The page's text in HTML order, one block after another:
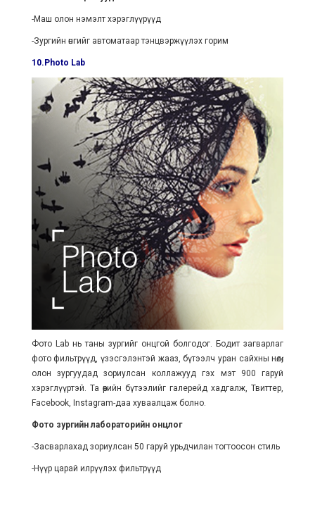
-Маш олон нэмэлт хэрэглүүрүүд
-Зургийн өнгийг автоматаар тэнцвэржүүлэх горим
10.Photo Lab
Фото Lab нь таны зургийг онцгой болгодог. Бодит загварлаг
фото фильтрүүд, үзэсгэлэнтэй жааз, бүтээлч уран сайхны нөлөө,
олон зургуудад зориулсан коллажууд гэх мэт 900 гаруй
хэрэглүүртэй. Та өөрийн бүтээлийг галерейд хадгалж, Твиттер,
Facebook, Instagram-даа хуваалцаж болно.
Фото зургийн лабораторийн онцлог
-Засварлахад зориулсан 50 гаруй урьдчилан тогтоосон стиль
-Нүүр царай илрүүлэх фильтрүүд